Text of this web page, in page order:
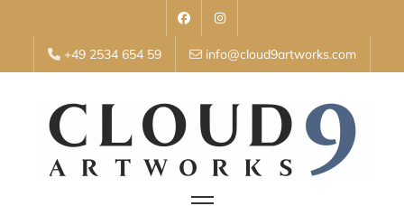
+49 2534 654 59 info@cloud9artworks.com